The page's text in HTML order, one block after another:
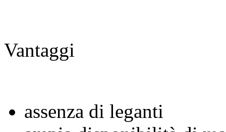
Vantaggi
assenza di leganti